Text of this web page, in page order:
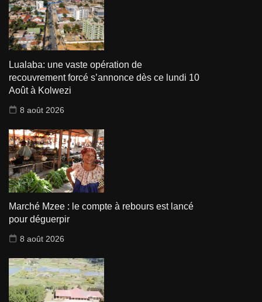
Lualaba: une vaste opération de
recouvrement forcé s’annonce dès ce lundi 10
Août à Kolwezi
8 août 2026
Marché Mzee : le compte à rebours est lancé
pour déguerpir
8 août 2026